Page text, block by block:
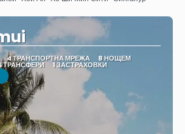
Вижте
4 ТРАНСПОРТНА МРЕЖА 8 НОЩЕМ
ТРАНСФЕРИ 1 ЗАСТРАХОВКИ